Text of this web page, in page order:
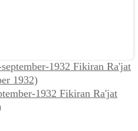
Fikiran Ra'jat
1932)
Fikiran Ra'jat